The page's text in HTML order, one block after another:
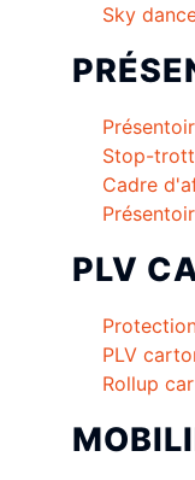
Sky
Présentoir
Stop-
Cadre
PLV
PLV
Rollup